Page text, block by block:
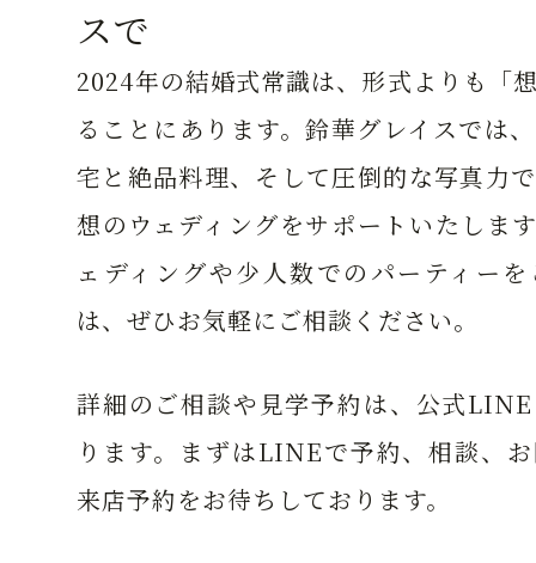
スで
2024年の結婚式常識は、形式よりも「
ることにあります。鈴華グレイスでは
宅と絶品料理、そして圧倒的な写真力
想のウェディングをサポートいたしま
ェディングや少人数でのパーティー
は、ぜひお気軽にご相談ください。
詳細のご相談や見学予約は、公式
ります。まずはLINEで予約、相談、
来店予約をお待ちしております。